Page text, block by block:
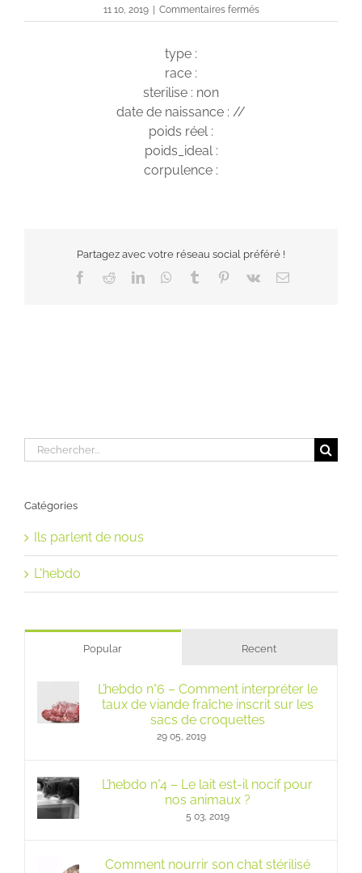
11 10, 2019 Commentaires ferméssur
ILLY
type :
race :
sterilise : non
date de naissance : //
poids réel :
poids_ideal :
corpulence :
Partagez avec votre réseau social préféré !
Facebook
RedditLinkedInWhatsApp
Tumblr Pinterest
Vk Email
Rechercher:
Catégories
Ils parlent de nous
L'hebdo
Popular Recent
L’hebdo n°6 – Comment interpréter le
taux de viande fraîche inscrit sur les
sacs de croquettes
29 05, 2019
L’hebdo n°4 – Le lait est-il nocif pour
nos animaux ?
5 03, 2019
Comment nourrir son chat stérilisé